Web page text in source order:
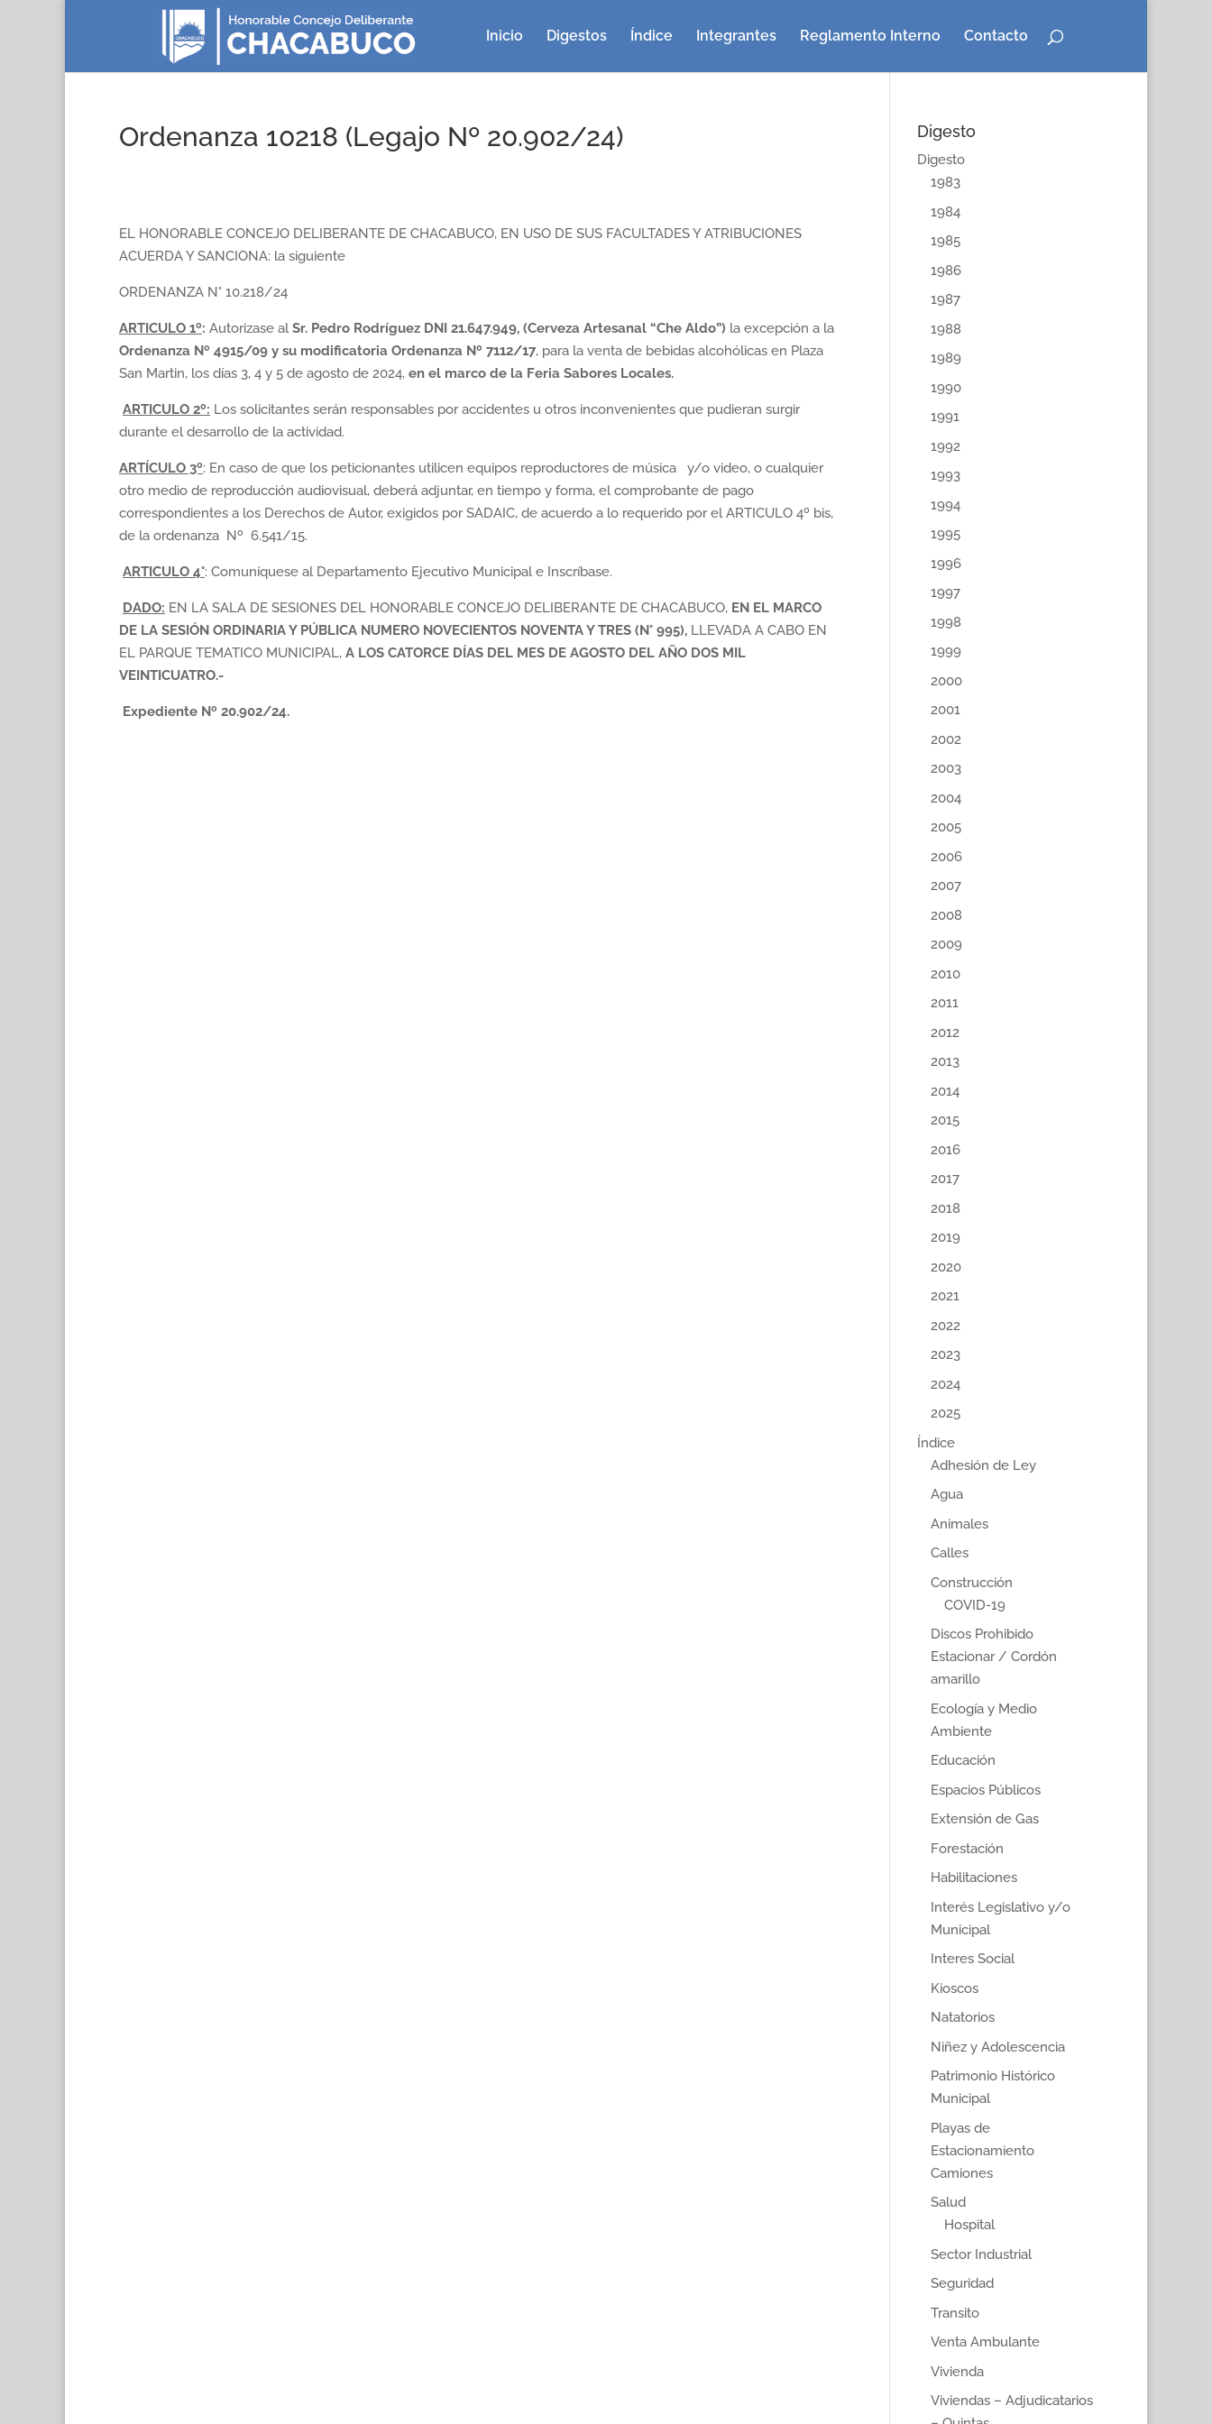
Inicio Digestos Índice Integrantes Reglamento Interno Contacto
Ordenanza 10218 (Legajo Nº 20.902/24)
EL HONORABLE CONCEJO DELIBERANTE DE CHACABUCO, EN USO DE SUS FACULTADES Y ATRIBUCIONES
ACUERDA Y SANCIONA: la siguiente
ORDENANZA N° 10.218/24
ARTICULO 1º: Autorizase alSr. Pedro Rodríguez DNI 21.647.949, (Cerveza Artesanal “Che Aldo”) la excepción a la
Ordenanza Nº 4915/09 y su modificatoria Ordenanza Nº 7112/17, para la venta de bebidas alcohólicas en Plaza
San Martin, los días 3, 4 y 5 de agosto de 2024, en el marco de la Feria Sabores Locales.
ARTICULO 2º: Los solicitantes serán responsables por accidentes u otros inconvenientes que pudieran surgir
durante el desarrollo de la actividad.
ARTÍCULO 3º: En caso de que los peticionantes utilicen equipos reproductores de música y/o video, o cualquier
otro medio de reproducción audiovisual, deberá adjuntar, en tiempo y forma, el comprobante de pago
correspondientes a los Derechos de Autor, exigidos por SADAIC, de acuerdo a lo requerido por el ARTICULO 4º bis,
de la ordenanza Nº 6.541/15.
ARTICULO 4°: Comuníquese al Departamento Ejecutivo Municipal e Inscríbase.
DADO: EN LA SALA DE SESIONES DEL HONORABLE CONCEJO DELIBERANTE DE CHACABUCO, EN EL MARCO
DE LA SESIÓN ORDINARIA Y PÚBLICA NUMERO NOVECIENTOS NOVENTA Y TRES (N° 995), LLEVADA A CABO EN
EL PARQUE TEMATICO MUNICIPAL, A LOS CATORCE DÍAS DEL MES DE AGOSTO DEL AÑO DOS MIL
VEINTICUATRO.-
Expediente Nº 20.902/24.
Digesto
Digesto
1983
1984
1985
1986
1987
1988
1989
1990
1991
1992
1993
1994
1995
1996
1997
1998
1999
2000
2001
2002
2003
2004
2005
2006
2007
2008
2009
2010
2011
2012
2013
2014
2015
2016
2017
2018
2019
2020
2021
2022
2023
2024
2025
Índice
Adhesión de Ley
Agua
Animales
Calles
Construcción
COVID-19
Discos Prohibido
Estacionar / Cordón
amarillo
Ecología y Medio
Ambiente
Educación
Espacios Públicos
Extensión de Gas
Forestación
Habilitaciones
Interés Legislativo y/o
Municipal
Interes Social
Kioscos
Natatorios
Niñez y Adolescencia
Patrimonio Histórico
Municipal
Playas de
Estacionamiento
Camiones
Salud
Hospital
Sector Industrial
Seguridad
Transito
Venta Ambulante
Vivienda
Viviendas – Adjudicatarios